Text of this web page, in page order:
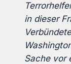
in dieser
Sache vor